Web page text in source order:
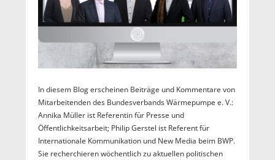
In diesem Blog erscheinen Beiträge und Kommentare von
Mitarbeitenden des Bundesverbands Wärmepumpe e. V.:
Annika Müller ist Referentin für Presse und
Öffentlichkeitsarbeit; Philip Gerstel ist Referent für
Internationale Kommunikation und New Media beim BWP.
Sie recherchieren wöchentlich zu aktuellen politischen